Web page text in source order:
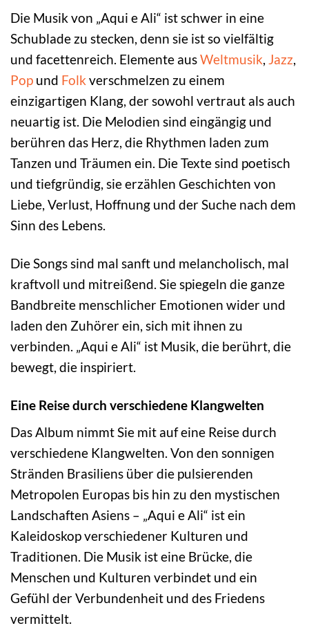
Die Musik von „Aqui e Ali“ ist schwer in eine
Schublade zu stecken, denn sie ist so vielfältig
und facettenreich. Elemente ausWeltmusik, Jazz,
Pop und Folk verschmelzen zu einem
einzigartigen Klang, der sowohl vertraut als auch
neuartig ist. Die Melodien sind eingängig und
berühren das Herz, die Rhythmen laden zum
Tanzen und Träumen ein. Die Texte sind poetisch
und tiefgründig, sie erzählen Geschichten von
Liebe, Verlust, Hoffnung und der Suche nach dem
Sinn des Lebens.
Die Songs sind mal sanft und melancholisch, mal
kraftvoll und mitreißend. Sie spiegeln die ganze
Bandbreite menschlicher Emotionen wider und
laden den Zuhörer ein, sich mit ihnen zu
verbinden. „Aqui e Ali“ ist Musik, die berührt, die
bewegt, die inspiriert.
Eine Reise durch verschiedene Klangwelten
Das Album nimmt Sie mit auf eine Reise durch
verschiedene Klangwelten. Von den sonnigen
Stränden Brasiliens über die pulsierenden
Metropolen Europas bis hin zu den mystischen
Landschaften Asiens – „Aqui e Ali“ ist ein
Kaleidoskop verschiedener Kulturen und
Traditionen. Die Musik ist eine Brücke, die
Menschen und Kulturen verbindet und ein
Gefühl der Verbundenheit und des Friedens
vermittelt.